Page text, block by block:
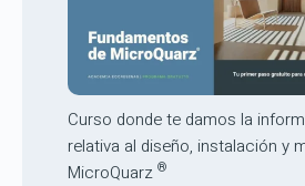
Curso donde te damos la
relativa al diseño, instalación y
MicroQuarz ®